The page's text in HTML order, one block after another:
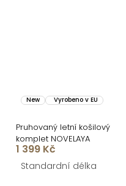
New Vyrobeno v EU
Pruhovaný letní košilový
komplet NOVELAYA
1 399 Kč
Standardní délka